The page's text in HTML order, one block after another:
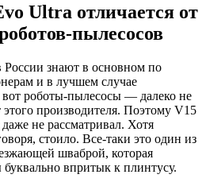
Ultra отличается от
пылесосов
знают в основном по
и в лучшем случае
роботы-пылесосы — далеко не
производителя. Поэтому V15
не рассматривал. Хотя
стоило. Все-таки это один из
шваброй, которая
впритык к плинтусу.